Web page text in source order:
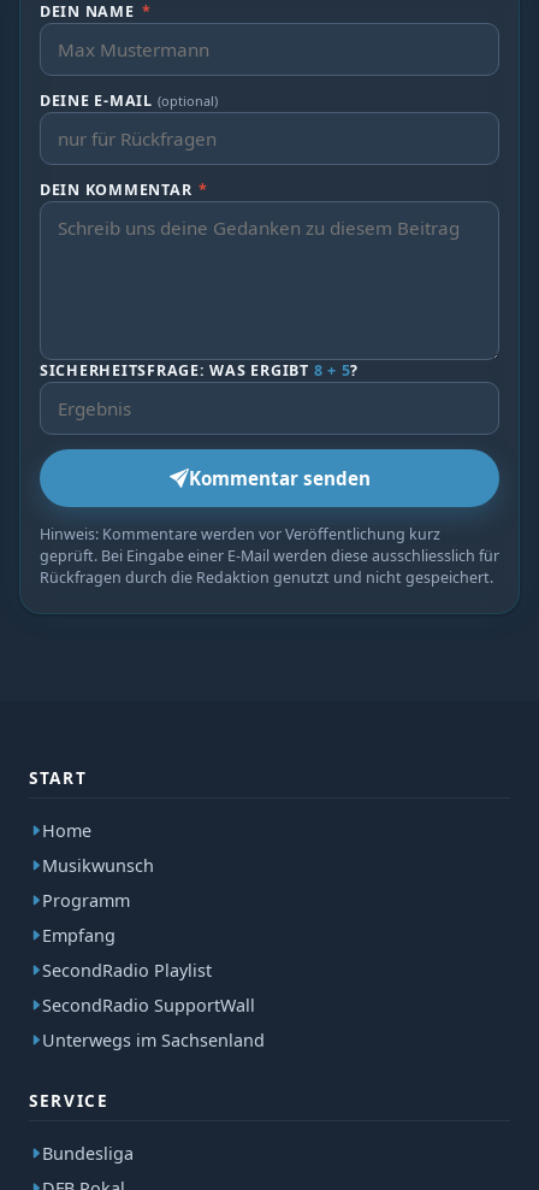
DEIN NAME *
DEINE E-MAIL (optional)
DEIN KOMMENTAR *
SICHERHEITSFRAGE: WAS ERGIBT 8 + 5?
Kommentar senden
Hinweis: Kommentare werden vor Veröffentlichung kurz
geprüft. Bei Eingabe einer E-Mail werden diese ausschliesslich für
Rückfragen durch die Redaktion genutzt und nicht gespeichert.
START
Home
Musikwunsch
Programm
Empfang
SecondRadio Playlist
SecondRadio SupportWall
Unterwegs im Sachsenland
SERVICE
Bundesliga